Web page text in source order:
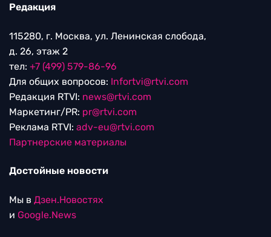
Редакция
115280, г. Москва, ул. Ленинская слобода,
д. 26, этаж 2
тел: +7 (499) 579-86-96
Для общих вопросов: Infortvi@rtvi.com
Редакция RTVI: news@rtvi.com
Маркетинг/PR: pr@rtvi.com
Реклама RTVI: adv-eu@rtvi.com
Партнерские материалы
Достойные новости
Мы в Дзен.Новостях
и Google.News